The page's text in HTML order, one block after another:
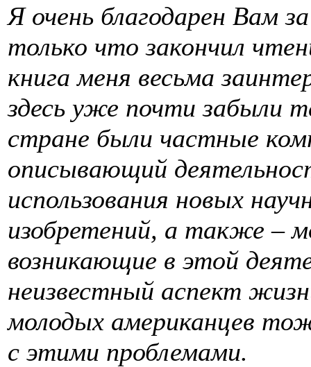
Я очень благодарен Вам
только что закончил
книга меня весьма
здесь уже почти забыли
стране были частные
описывающий
использования новых
изобретений, а также –
возникающие в этой
неизвестный аспект
молодых американцев
с этими проблемами.